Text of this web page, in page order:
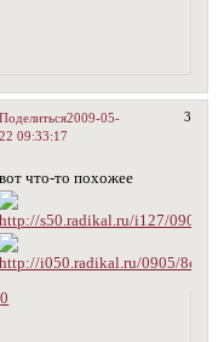
Поделиться 3
2009-05-
22 09:33:17
вот что-то похожее
0